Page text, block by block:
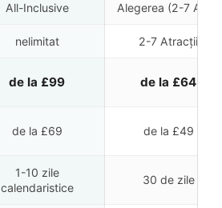
All-Inclusive Alegerea (2-7 Attr.)
nelimitat 2-7 Atracții
de la £99 de la £64
de la £69 de la £49
1-10 zile
calendaristice
30 de zile